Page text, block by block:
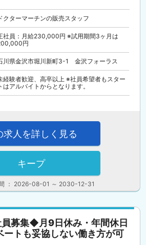
クターマーチンの販売スタッフ
社員：月給230,000円 ※試用期間3ヶ月は
円
川県金沢市堀川新町3-1 金沢フォーラス
経験者歓迎、高卒以上 ※社員希望者もスター
はアルバイトからとなります。
： 2026-08-01 ～ 2030-12-31
求人を詳しく見る
キープ
員募集◆月9日休み・年間休日
トも妥協しない働き方が可